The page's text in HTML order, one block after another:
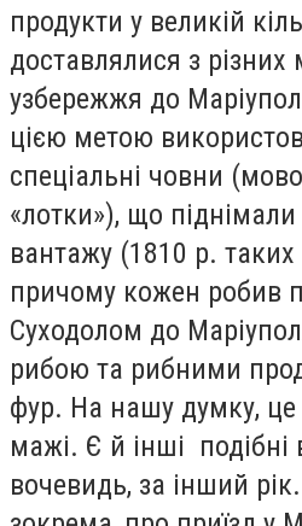
продукти у великій
доставлялися з різних
узбережжя до
цією метою
спеціальні човни
«лотки»), що
вантажу (1810 р. таких
причому кожен робив
Суходолом до
рибою та рибними
фур. На нашу думку, це
мажі. Є й інші подібні
вочевидь, за інший